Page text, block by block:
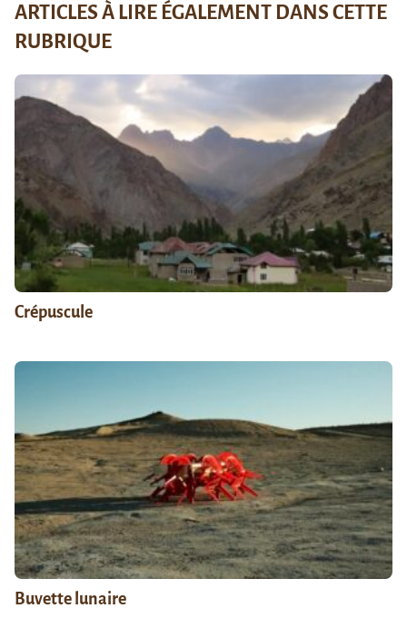
ARTICLES À LIRE ÉGALEMENT DANS CETTE
RUBRIQUE
Crépuscule
Buvette lunaire